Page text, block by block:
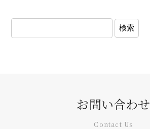
お問い合わせ
Contact Us